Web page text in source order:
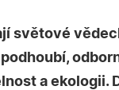
světové
a ekologii.